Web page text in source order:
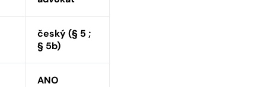
český (§ 5 ;
§ 5b)
ANO